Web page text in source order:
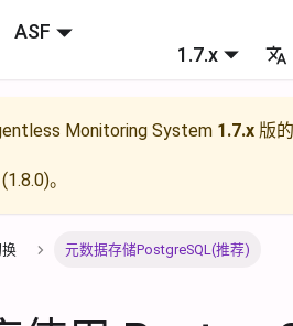
ASF
1.7.x
Monitoring System 1.7.x 版
1.8.0)。
元数据存储PostgreSQL(推荐)